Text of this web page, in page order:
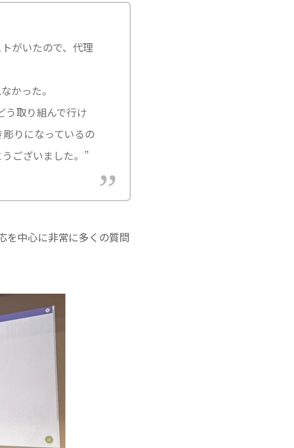
がいたので、代理
かった。
う取り組んで行け
りになっているの
ございました。”
を中心に非常に多くの質問